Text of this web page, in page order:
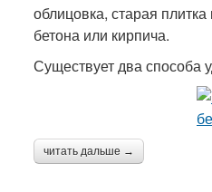
облицовка, старая
бетона или кирпича.
Существует два способа
читать дальше →